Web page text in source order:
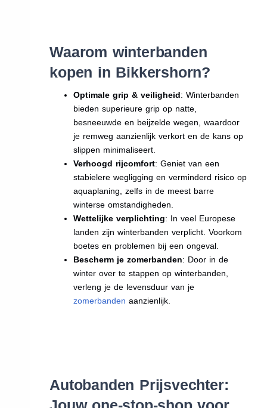
Waarom winterbanden
kopen in Bikkershorn?
Optimale grip & veiligheid: Winterbanden
bieden superieure grip op natte,
besneeuwde en beijzelde wegen, waardoor
je remweg aanzienlijk verkort en de kans op
slippen minimaliseert.
Verhoogd rijcomfort: Geniet van een
stabielere wegligging en verminderd risico op
aquaplaning, zelfs in de meest barre
winterse omstandigheden.
Wettelijke verplichting: In veel Europese
landen zijn winterbanden verplicht. Voorkom
boetes en problemen bij een ongeval.
Bescherm je zomerbanden: Door in de
winter over te stappen op winterbanden,
verleng je de levensduur van je
zomerbanden aanzienlijk.
Autobanden Prijsvechter: